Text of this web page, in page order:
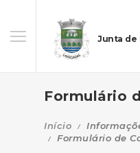
Junta de
Formulário
Início
Formulário de